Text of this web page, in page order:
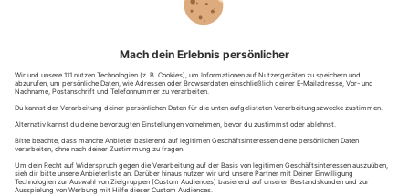
Was sind die beliebtesten Bucket-List-
Zu den beliebtesten Erlebnissen gehören Fallschirmsprünge,
Ballonfahrten, Hubschrauberflüge, Rennwagenfahrten,
Husky-Touren und außergewöhnliche Übernachtungen.
Welche Abenteuer kann man in Deutschland
erleben?